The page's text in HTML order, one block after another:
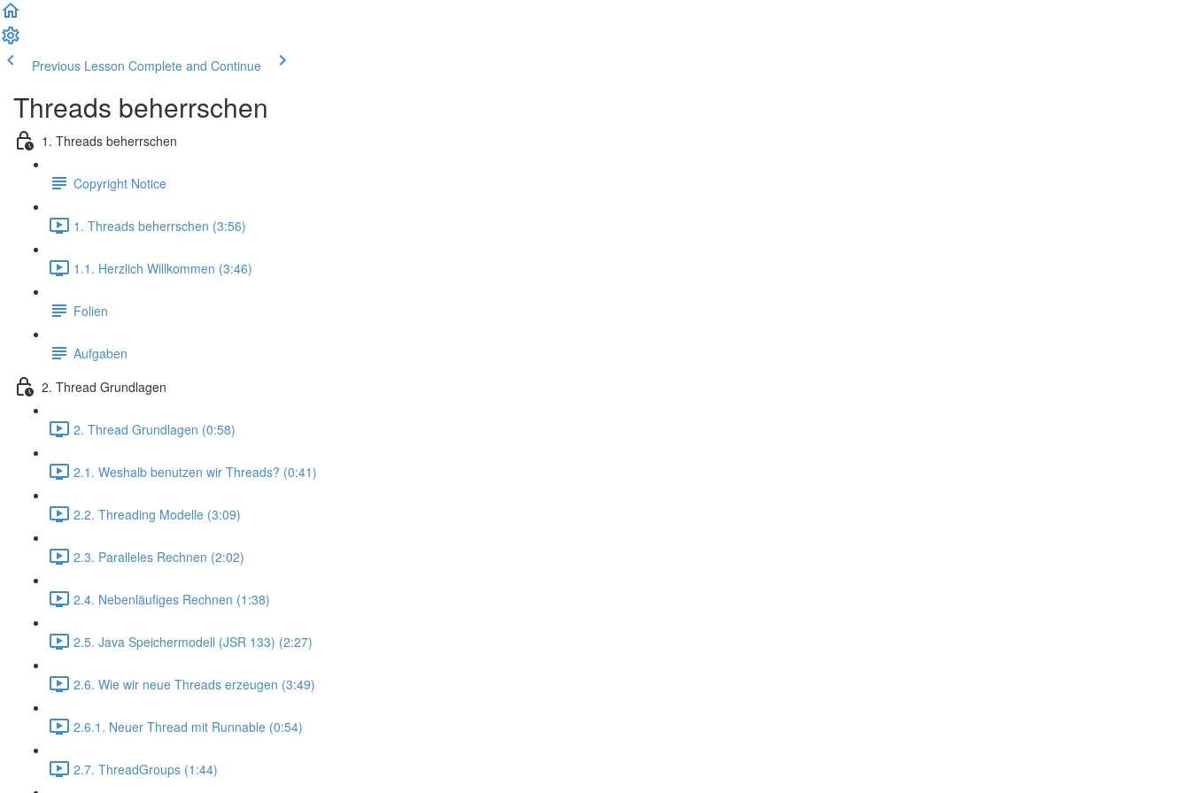
Previous Lesson Complete and Continue
Threads beherrschen
1. Threads beherrschen
Copyright Notice
1. Threads beherrschen (3:56)
1.1. Herzlich Willkommen (3:46)
Folien
Aufgaben
2. Thread Grundlagen
2. Thread Grundlagen (0:58)
2.1. Weshalb benutzen wir Threads? (0:41)
2.2. Threading Modelle (3:09)
2.3. Paralleles Rechnen (2:02)
2.4. Nebenläufiges Rechnen (1:38)
2.5. Java Speichermodell (JSR 133) (2:27)
2.6. Wie wir neue Threads erzeugen (3:49)
2.6.1. Neuer Thread mit Runnable (0:54)
2.7. ThreadGroups (1:44)